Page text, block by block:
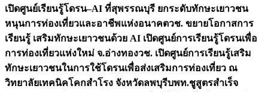
เปิดศูนย์เรียนรู้โดรน–AI ที่สุพรรณบุรี ยกระดับทักษะเยาวชน
หนุนการท่องเที่ยวและอาชีพแห่งอนาคตวช. ขยายโอกาสการ
เรียนรู้ เสริมทักษะเยาวชนด้วย AI เปิดศูนย์การเรียนรู้โดรนเพื่อ
การท่องเที่ยวแห่งใหม่ จ.อ่างทองวช. เปิดศูนย์การเรียนรู้เสริม
ทักษะเยาวชนในการใช้โดรนเพื่อส่งเสริมการท่องเที่ยว ณ
วิทยาลัยเทคนิคโคกสำโรง จังหวัดลพบุรีบพท.ชูสูตรสำเร็จ